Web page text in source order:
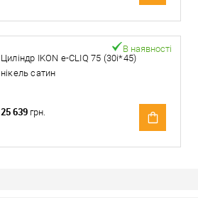
Циліндр IKON e-CLIQ 75 (30i*45)
нікель сатин
В наявності
25 639 грн.